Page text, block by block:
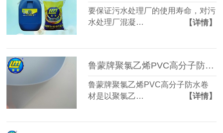
要保证污水处理厂的使用寿命，对污
水处理厂混凝…
【详情】
鲁蒙牌聚氯乙烯PVC高分子防水卷材的性能
鲁蒙牌聚氯乙烯PVC高分子防水卷
材是以聚氯乙…
【详情】